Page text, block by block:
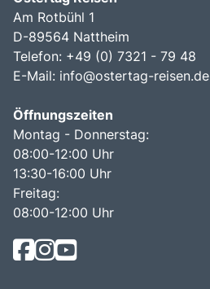
Am Rotbühl 1
D-89564 Nattheim
Telefon: +49 (0) 7321 - 79 48
E-Mail: info@ostertag-reisen.de
Öffnungszeiten
Montag - Donnerstag:
08:00-12:00 Uhr
13:30-16:00 Uhr
Freitag:
08:00-12:00 Uhr